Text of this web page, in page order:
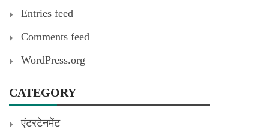
Entries feed
Comments feed
WordPress.org
CATEGORY
एंटरटेनमेंट